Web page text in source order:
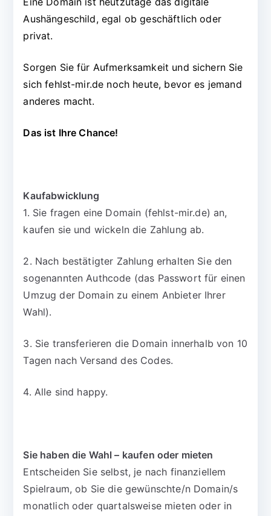
Aushängeschild, egal ob geschäftlich oder
privat.
Sorgen Sie für Aufmerksamkeit und sichern Sie
sich fehlst-mir.de noch heute, bevor es jemand
anderes macht.
Das ist Ihre Chance!
Kaufabwicklung
1. Sie fragen eine Domain (fehlst-mir.de) an,
kaufen sie und wickeln die Zahlung ab.
2. Nach bestätigter Zahlung erhalten Sie den
sogenannten Authcode (das Passwort für einen
Umzug der Domain zu einem Anbieter Ihrer
Wahl).
3. Sie transferieren die Domain innerhalb von 10
Tagen nach Versand des Codes.
4. Alle sind happy.
Sie haben die Wahl – kaufen oder mieten
Entscheiden Sie selbst, je nach finanziellem
Spielraum, ob Sie die gewünschte/n Domain/s
monatlich oder quartalsweise mieten oder in